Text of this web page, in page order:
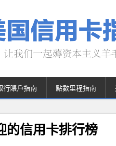
行賬戶指南 點數里程指南
的信用卡排行榜